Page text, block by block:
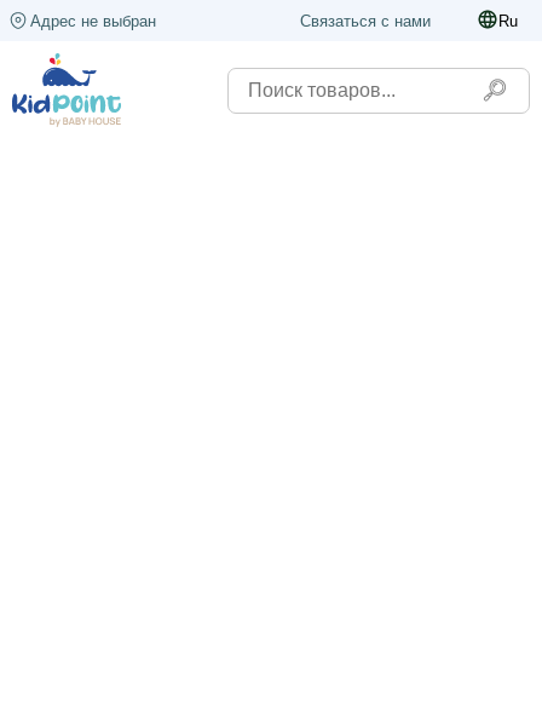
Адрес не выбран Связаться с нами Ru